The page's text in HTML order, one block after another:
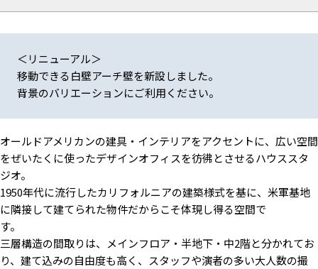
材の床
ージ自転車 トランク
ガラスブロック サンバースト
3F ライラック色の壁 ペールブルーのティンウォール
2F アンティークレンガの壁
シアターシート
白レンガの壁 アンティークフ
半地下の階段 インダストリア
＜リニューアル＞
移動できる白壁アーチ壁を新設しました。
背景のバリエーションにご利用ください。
オールドアメリカンの建具・インテリアをアクセントに、広い空間
をぜいたくに使ったデザインオフィスを彷彿とさせるハウススタ
ジオ。
1950年代に流行したカリフォルニアの建築様式を基に、米軍基地
に隣接して建てられた物件だからこそ体現し得る空間で
す。
三層構造の間取りは、メインフロア・半地下・中2階と分かれてお
り、建て込みの自由度も高く、スタッフや演者の多い大人数の撮